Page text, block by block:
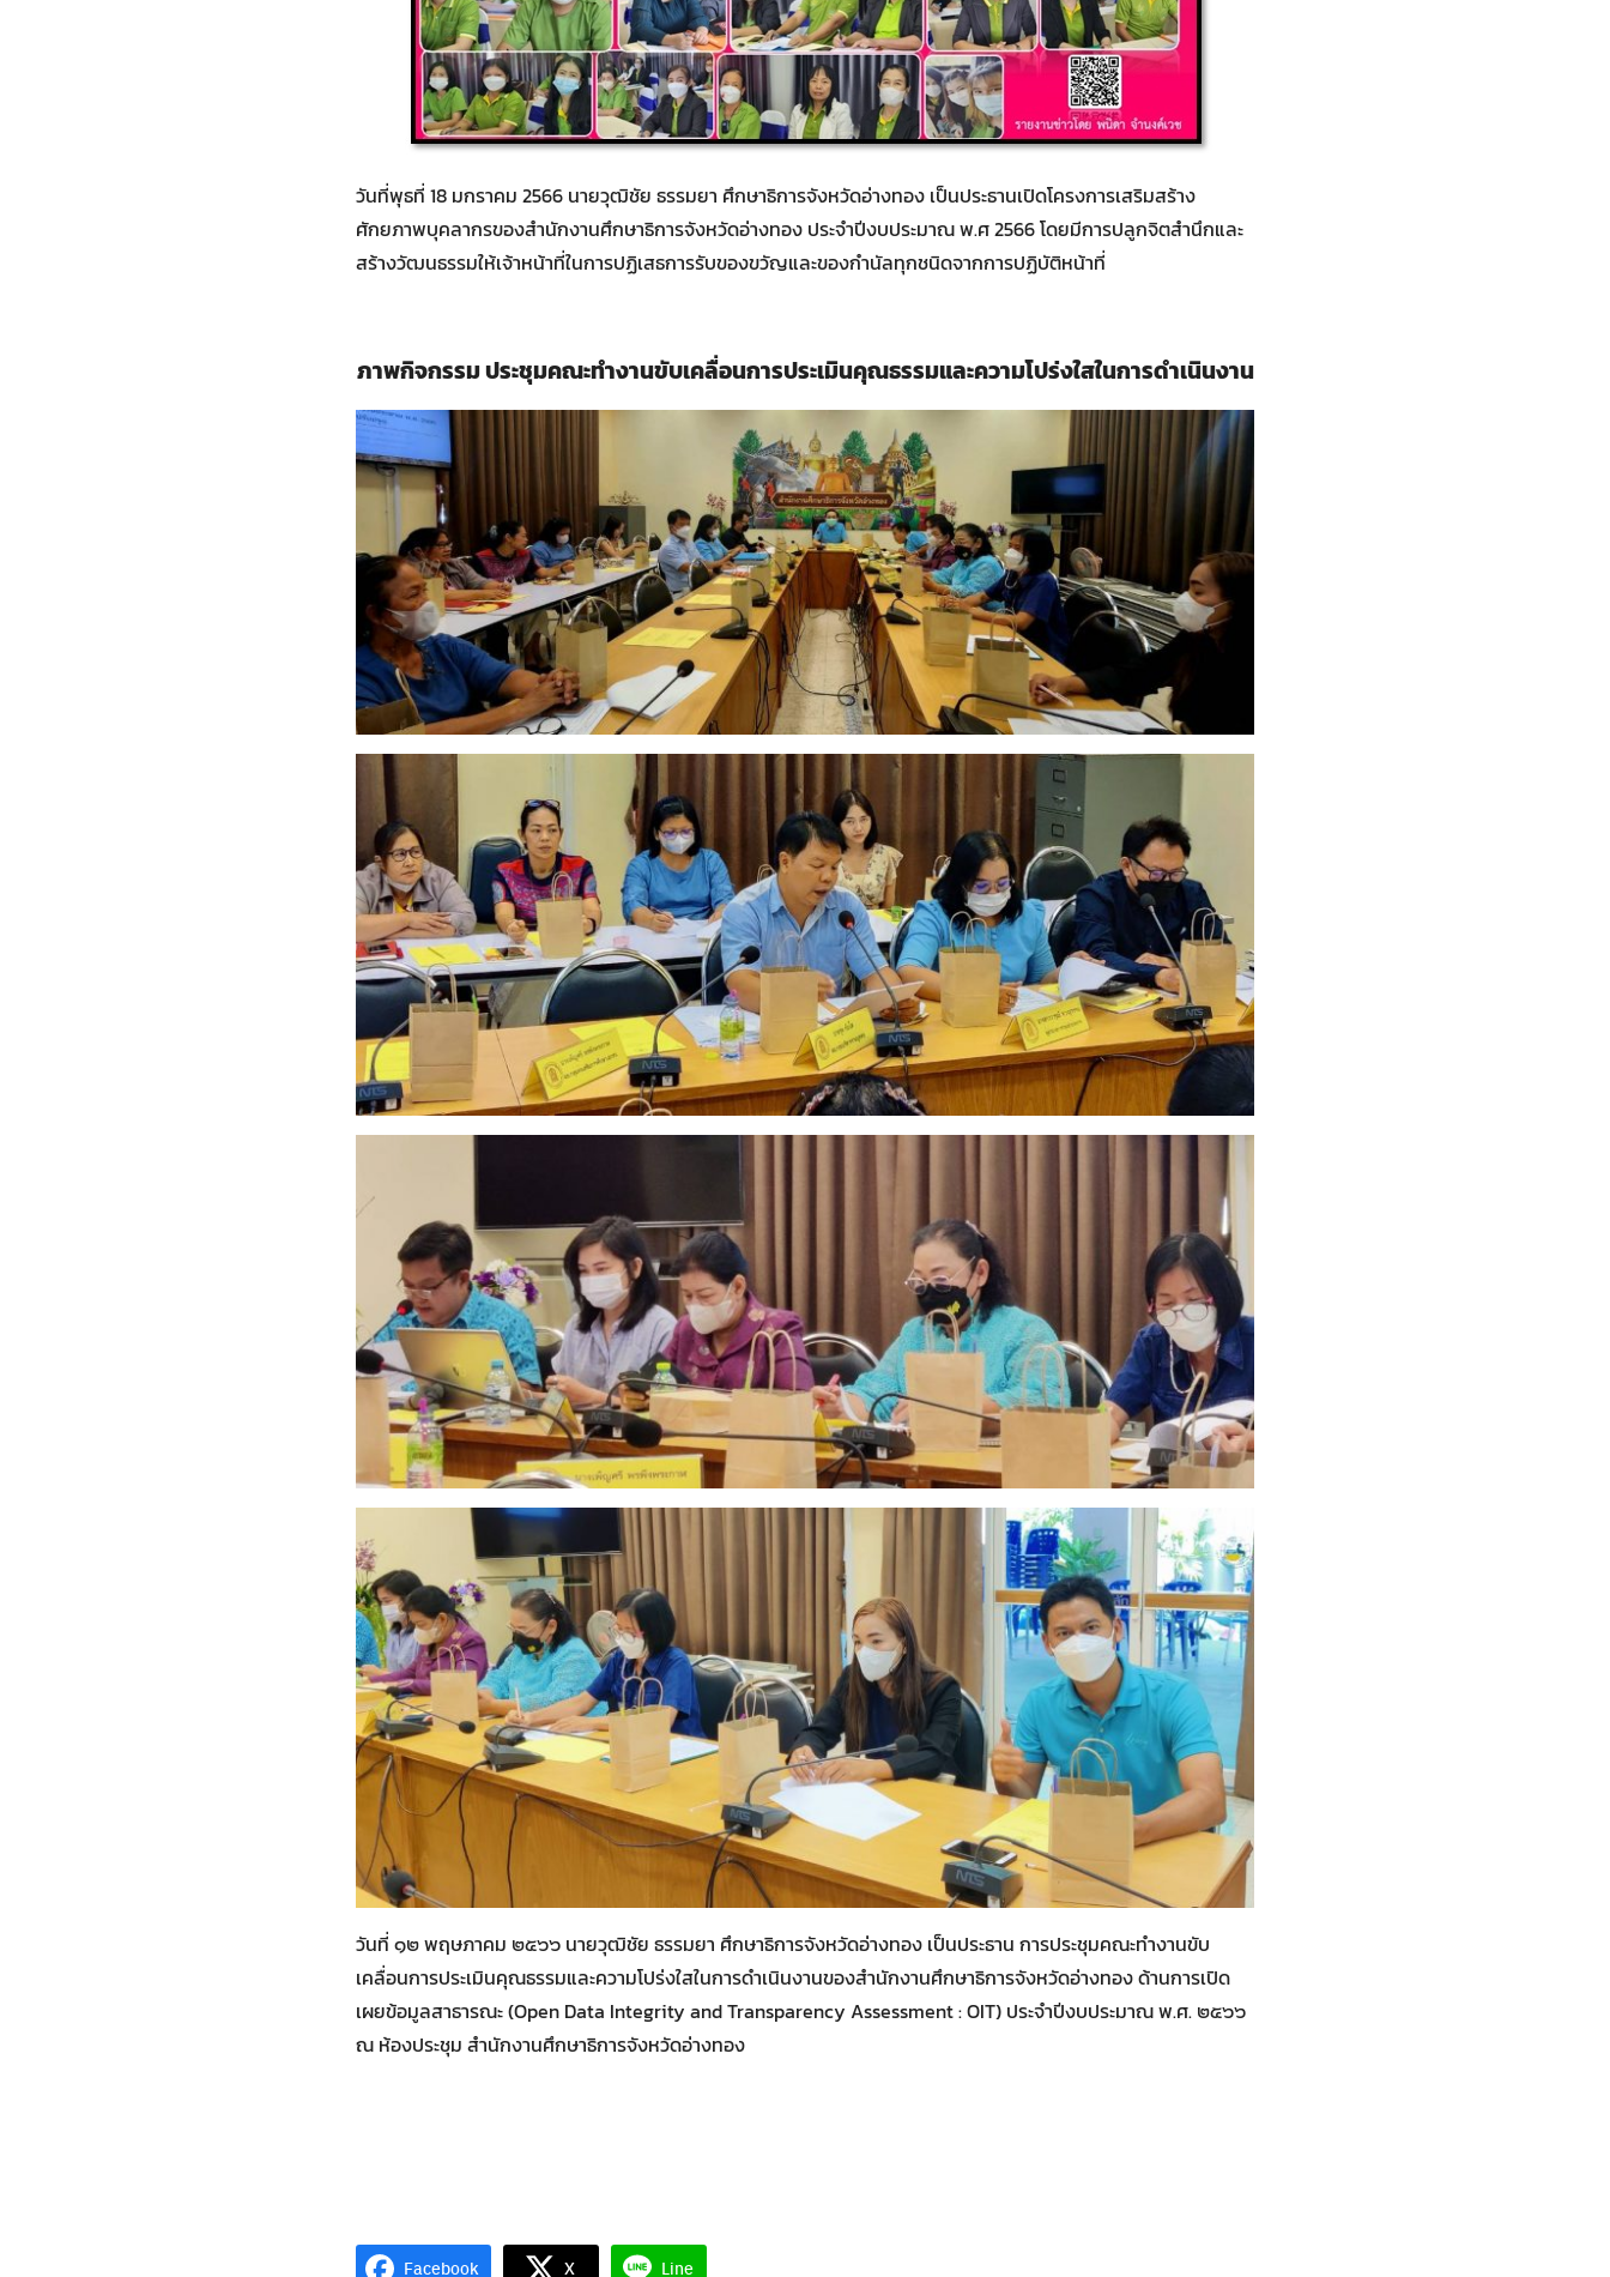
Search
for:
Search
วันที่พุธที่ 18 มกราคม 2566 นายวุฒิชัย ธรรมยา ศึกษาธิการจังหวัดอ่างทอง เป็นประธานเปิดโครงการเสริมสร้าง
ศักยภาพบุคลากรของสำนักงานศึกษาธิการจังหวัดอ่างทอง ประจำปีงบประมาณ พ.ศ 2566 โดยมีการปลูกจิตสำนึกและ
สร้างวัฒนธรรมให้เจ้าหน้าที่ในการปฏิเสธการรับของขวัญและของกำนัลทุกชนิดจากการปฏิบัติหน้าที่
ภาพกิจกรรมประชุมคณะทำงานขับเคลื่อนการประเมินคุณธรรมและความโปร่งใสในการดำเนินงาน
วันที่ ๑๒ พฤษภาคม ๒๕๖๖ นายวุฒิชัย ธรรมยา ศึกษาธิการจังหวัดอ่างทอง เป็นประธาน การประชุมคณะทำงานขับ
เคลื่อนการประเมินคุณธรรมและความโปร่งใสในการดำเนินงานของสำนักงานศึกษาธิการจังหวัดอ่างทอง ด้านการเปิด
เผยข้อมูลสาธารณะ (Open Data Integrity and Transparency Assessment : OIT) ประจำปีงบประมาณ พ.ศ. ๒๕๖๖
ณ ห้องประชุม สำนักงานศึกษาธิการจังหวัดอ่างทอง
Facebook X Line